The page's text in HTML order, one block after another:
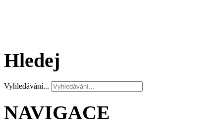
Hledej
Vyhledávání...
NAVIGACE